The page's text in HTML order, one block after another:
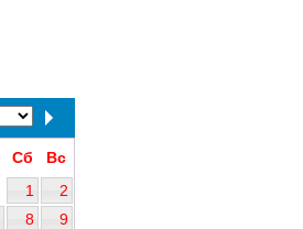
Сб
Вс
1
2
8
9